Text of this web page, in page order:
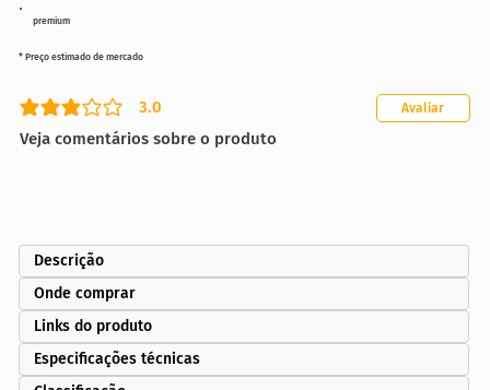
premium
3.0
classificação média é 3 de 5
Veja comentários sobre o produto
Avaliar
* Preço estimado de mercado
Descrição
Onde comprar
Links do produto
Especificações técnicas